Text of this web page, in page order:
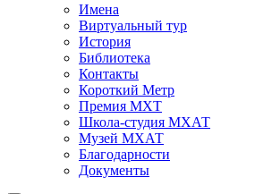
Имена
Виртуальный тур
История
Библиотека
Контакты
Короткий Метр
Премия МХТ
Школа-студия МХАТ
Музей МХАТ
Благодарности
Документы